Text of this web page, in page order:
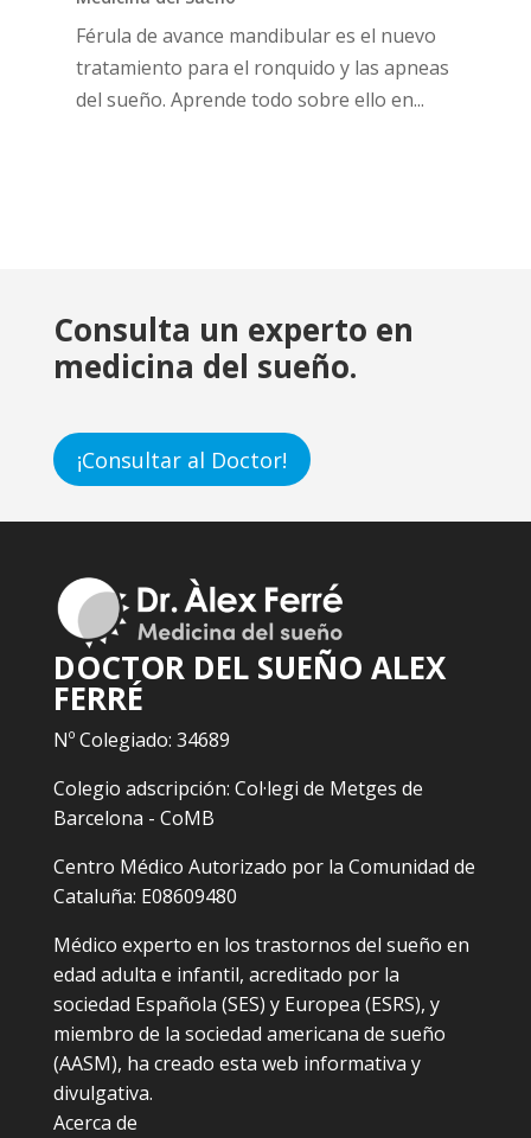
Férula de avance mandibular es el nuevo
tratamiento para el ronquido y las apneas
del sueño. Aprende todo sobre ello en...
Consulta un experto en
medicina del sueño.
¡Consultar al Doctor!
DOCTOR DEL SUEÑO ALEX
FERRÉ
Nº Colegiado: 34689
Colegio adscripción: Col·legi de Metges de
Barcelona - CoMB
Centro Médico Autorizado por la Comunidad de
Cataluña: E08609480
Médico experto en los trastornos del sueño en
edad adulta e infantil, acreditado por la
sociedad Española (SES) y Europea (ESRS), y
miembro de la sociedad americana de sueño
(AASM), ha creado esta web informativa y
divulgativa.
Acerca de